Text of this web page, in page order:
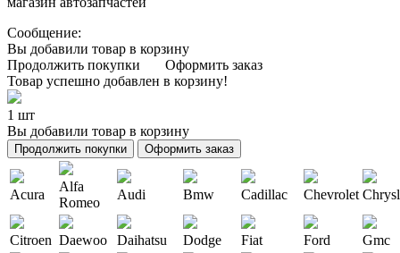
Сообщение:
Вы добавили товар в корзину
Продолжить покупки
Оформить заказ
Товар успешно добавлен в корзину!
1 шт
Вы добавили товар в корзину
Продолжить покупки Оформить заказ
Acura
Alfa
Romeo
Audi Bmw Cadillac Chevrolet
Citroen Daewoo Daihatsu Dodge Fiat Ford Gmc